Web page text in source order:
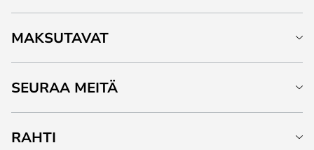
MAKSUTAVAT
SEURAA MEITÄ
RAHTI